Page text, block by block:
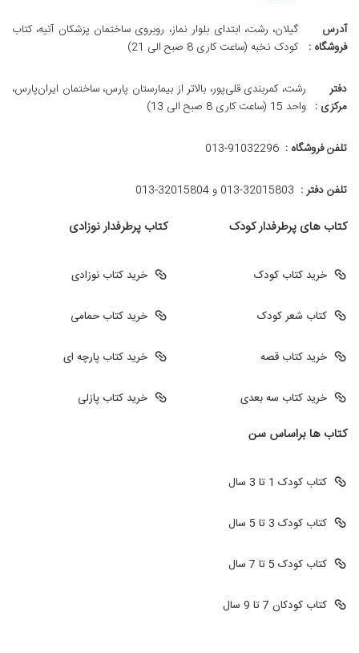
آدرس
فروشگاه :
گیلان، رشت، ابتدای بلوار نماز، روبروی ساختمان پزشکان آتیه، کتاب
کودک نخبه (ساعت کاری 8 صبح الی 21)
دفتر
مرکزی :
رشت، کمربندی قلی‌پور، بالاتر از بیمارستان پارس، ساختمان ایران‌پارس،
واحد 15 (ساعت کاری 8 صبح الی 13)
تلفن فروشگاه : 013-91032296
تلفن دفتر : 013-32015803 و 32015804-013
کتاب های پرطرفدار کودک
خرید کتاب کودک
کتاب شعر کودک
خرید کتاب قصه
خرید کتاب سه بعدی
کتاب پرطرفدار نوزادی
خرید کتاب نوزادی
خرید کتاب حمامی
خرید کتاب پارچه ای
خرید کتاب پازلی
کتاب ها براساس سن
کتاب کودک 1 تا 3 سال
کتاب کودک 3 تا 5 سال
کتاب کودک 5 تا 7 سال
کتاب کودکان 7 تا 9 سال